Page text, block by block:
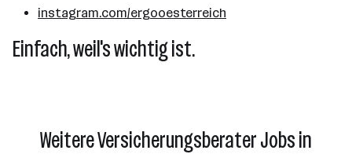
instagram.com/ergooesterreich
Einfach, weil's wichtig ist.
Weitere Versicherungsberater Jobs in